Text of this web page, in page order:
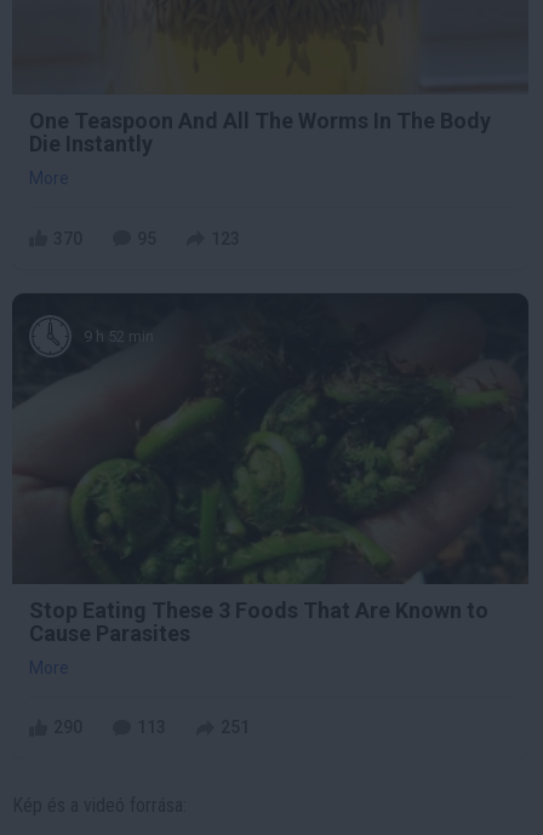
One Teaspoon And All The Worms In The Body
Die Instantly
More
9 h 52 min
Stop Eating These 3 Foods That Are Known to
Cause Parasites
More